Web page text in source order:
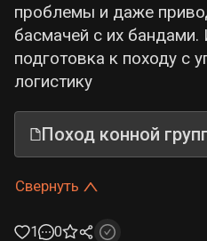
проблемы и даже
басмачей с их
подготовка к походу с
логистику
Свернуть
1 0